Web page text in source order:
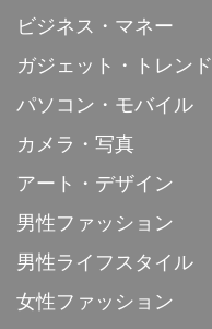
ビジネス・マネー
ガジェット・トレンド
パソコン・モバイル
カメラ・写真
アート・デザイン
男性ファッション
男性ライフスタイル
女性ファッション